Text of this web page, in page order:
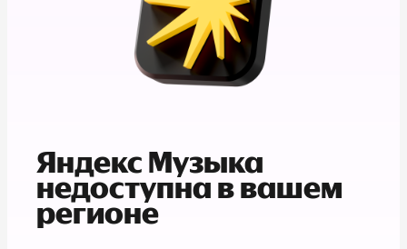
Яндекс Музыка
недоступна в вашем
регионе